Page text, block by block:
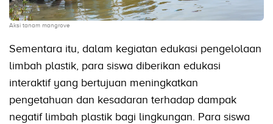
Aksi tanam mangrove
Sementara itu, dalam kegiatan edukasi pengelolaan
limbah plastik, para siswa diberikan edukasi
interaktif yang bertujuan meningkatkan
pengetahuan dan kesadaran terhadap dampak
negatif limbah plastik bagi lingkungan. Para siswa